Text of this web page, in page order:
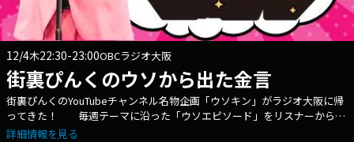
12/4木22:30-23:00OBCラジオ大阪
街裏ぴんくのウソから出た金言
街裏ぴんくのYouTubeチャンネル名物企画「ウソキン」がラジオ大阪に帰
ってきた！ 毎週テーマに沿った「ウソエピソード」をリスナーから大
募集！ みなさまからの素敵なウソエピソードをお待ちしていま
詳細情報を見る